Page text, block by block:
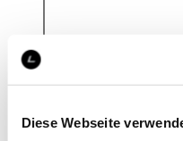
Diese Webseite